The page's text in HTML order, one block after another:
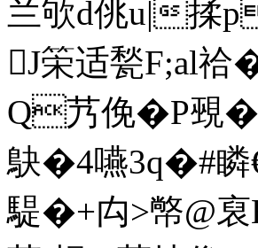
兰欨d佻u|揉
J筞适甃F;al祫
Q艿俛�P
鴃�4嚥3q�#
騠�+禸>幤